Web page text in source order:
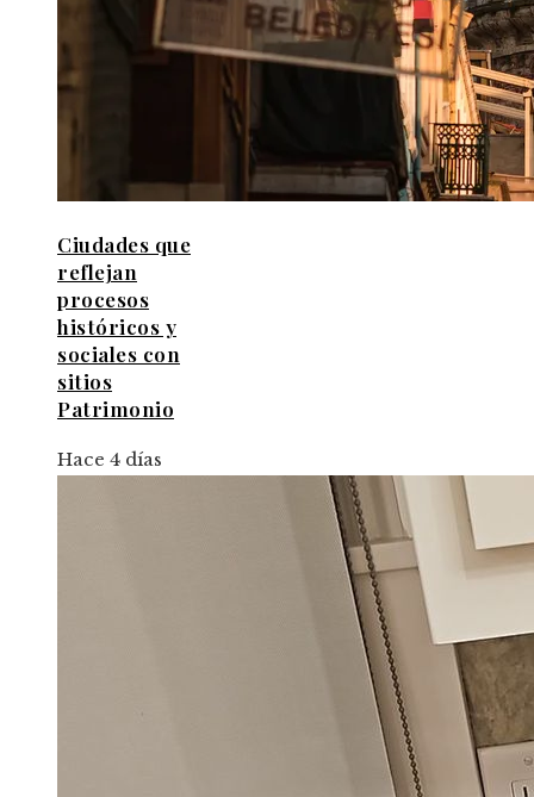
Ciudades que
reflejan
procesos
históricos y
sociales con
sitios
Patrimonio
Hace 4 días